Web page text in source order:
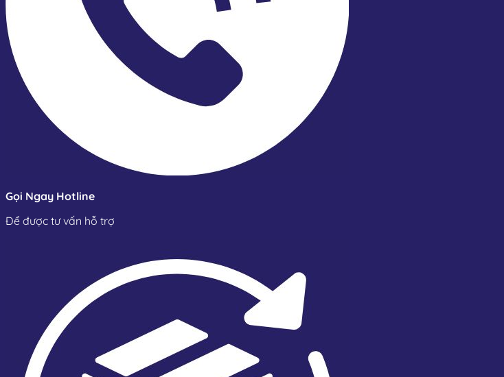
Gọi Ngay Hotline
Để được tư vấn hỗ trợ